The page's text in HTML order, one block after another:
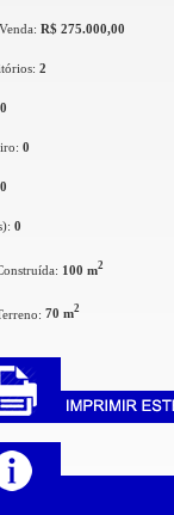
R$ 275.000,00
2
0
0
0
0
100 m2
70 m2